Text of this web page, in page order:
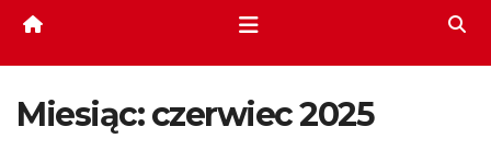
Miesiąc:czerwiec 2025